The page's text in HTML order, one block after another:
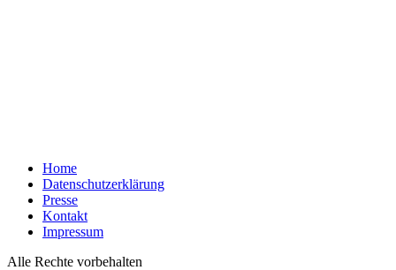
Home
Datenschutzerklärung
Presse
Kontakt
Impressum
Alle Rechte vorbehalten